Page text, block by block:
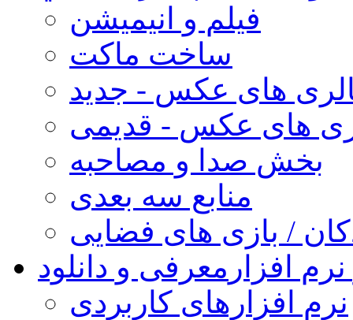
فیلم و انیمیشن
ساخت ماکت
های عکس - جدید
های عکس - قدیمی
بخش صدا و مصاحبه
منابع سه بعدی
/ بازی های فضایی
افزار معرفی و دانلود
نرم افزارهای کاربردی